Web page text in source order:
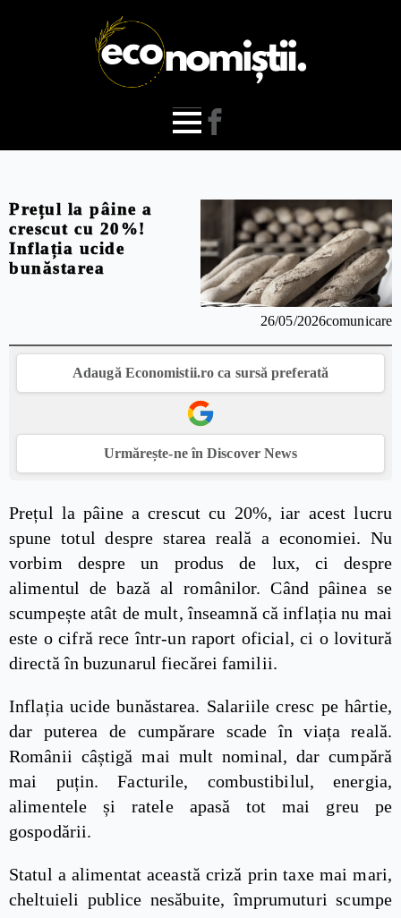
Prețul la pâine a
crescut cu 20%!
Inflația ucide
bunăstarea
26/05/2026comunicare
Adaugă Economistii.ro ca sursă preferată
Urmărește-ne în Discover News
Prețul la pâine a crescut cu 20%, iar acest lucru
spune totul despre starea reală a economiei. Nu
vorbim despre un produs de lux, ci despre
alimentul de bază al românilor. Când pâinea se
scumpește atât de mult, înseamnă că inflația nu mai
este o cifră rece într-un raport oficial, ci o lovitură
directă în buzunarul fiecărei familii.
Inflația ucide bunăstarea. Salariile cresc pe hârtie,
dar puterea de cumpărare scade în viața reală.
Românii câștigă mai mult nominal, dar cumpără
mai puțin. Facturile, combustibilul, energia,
alimentele și ratele apasă tot mai greu pe
gospodării.
Statul a alimentat această criză prin taxe mai mari,
cheltuieli publice nesăbuite, împrumuturi scumpe